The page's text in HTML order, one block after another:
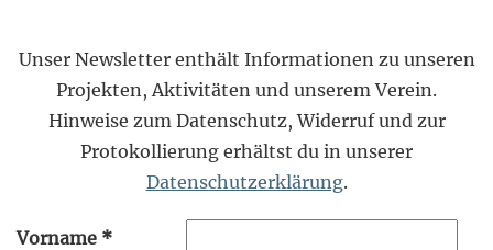
Unser Newsletter enthält Informationen zu unseren
Projekten, Aktivitäten und unserem Verein.
Hinweise zum Datenschutz, Widerruf und zur
Protokollierung erhältst du in unserer
Datenschutzerklärung.
Vorname *